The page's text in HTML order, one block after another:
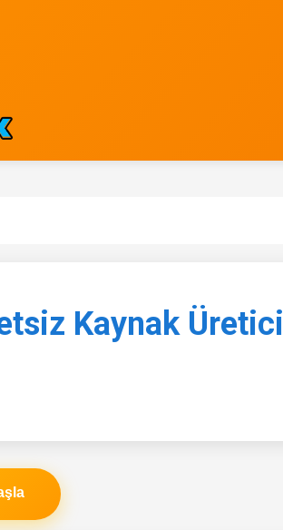
Kaynak Üretici